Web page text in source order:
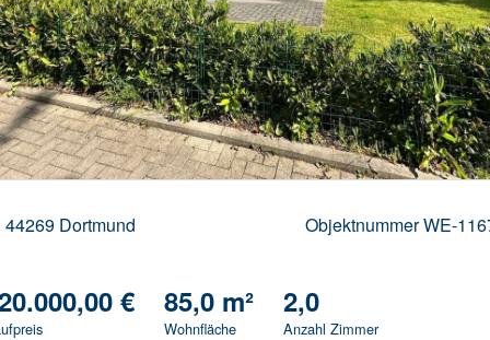
44269 Dortmund ObjektnummerWE-
€ 85,0 m²
Wohnfläche
2,0
Anzahl Zimmer